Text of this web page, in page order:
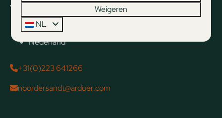
Noorder Sandt 2
1787 CX Julianadorp aan Zee
Noord-Holland
Nederland
+31(0)223 641266
noordersandt@ardoer.com
Weigeren
NL